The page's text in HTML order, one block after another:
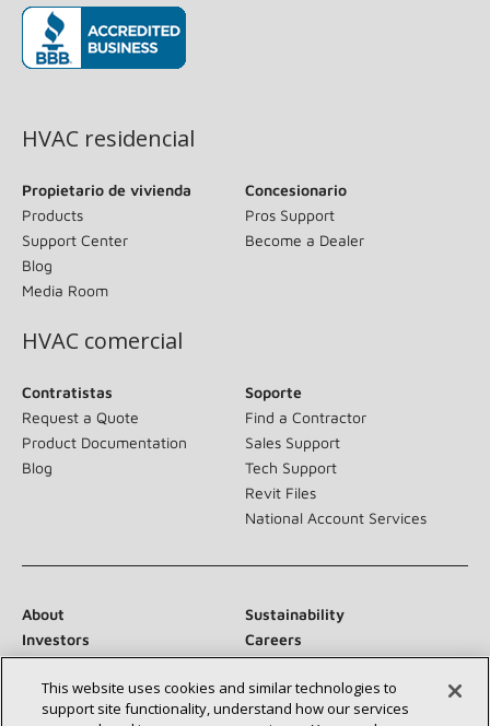
HVAC residencial
Propietario de vivienda
Products
Support Center
Blog
Media Room
Concesionario
Pros Support
Become a Dealer
HVAC comercial
Contratistas
Request a Quote
Product Documentation
Blog
Soporte
Find a Contractor
Sales Support
Tech Support
Revit Files
National Account Services
About
Sustainability
Investors
Careers
Suppliers
Contact Us
Newsroom
This website uses cookies and similar technologies to
support site functionality, understand how our services